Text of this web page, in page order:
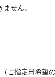
せん。
ご指定日希望